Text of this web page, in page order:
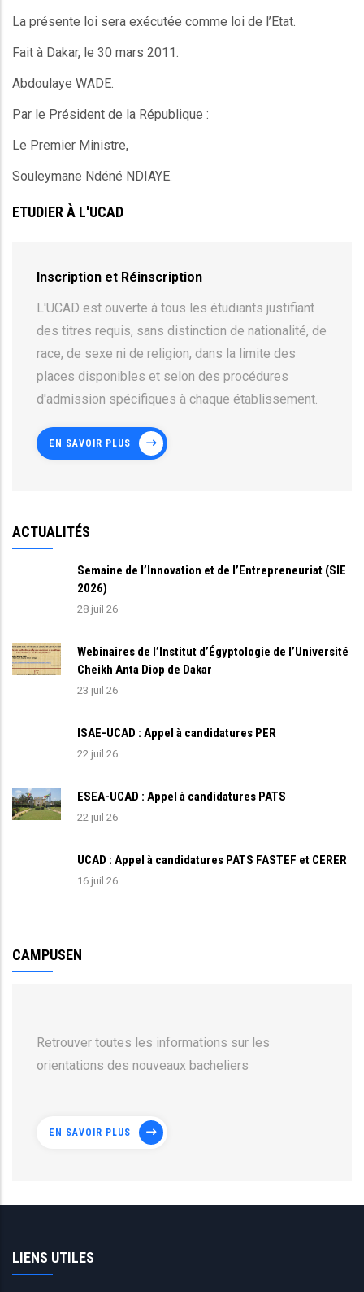
La présente loi sera exécutée comme loi de l’Etat.
Fait à Dakar, le 30 mars 2011.
Abdoulaye WADE.
Par le Président de la République :
Le Premier Ministre,
Souleymane Ndéné NDIAYE.
ETUDIER À L'UCAD
Inscription et Réinscription
L'UCAD est ouverte à tous les étudiants justifiant
des titres requis, sans distinction de nationalité, de
race, de sexe ni de religion, dans la limite des
places disponibles et selon des procédures
d'admission spécifiques à chaque établissement.
EN SAVOIR PLUS
ACTUALITÉS
Semaine de l’Innovation et de l’Entrepreneuriat (SIE
2026)
28 juil 26
Webinaires de l’Institut d’Égyptologie de l’Université
Cheikh Anta Diop de Dakar
23 juil 26
ISAE-UCAD : Appel à candidatures PER
22 juil 26
ESEA-UCAD : Appel à candidatures PATS
22 juil 26
UCAD : Appel à candidatures PATS FASTEF et CERER
16 juil 26
CAMPUSEN
Retrouver toutes les informations sur les
orientations des nouveaux bacheliers
EN SAVOIR PLUS
LIENS UTILES